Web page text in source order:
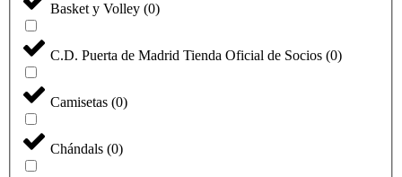
Basket y Volley (0)
C.D. Puerta de Madrid Tienda Oficial de Socios (0)
Camisetas (0)
Chándals (0)